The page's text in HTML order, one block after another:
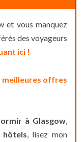
et vous manquez
des voyageurs
ici !
meilleures offres
à Glasgow,
hôtels, lisez mon